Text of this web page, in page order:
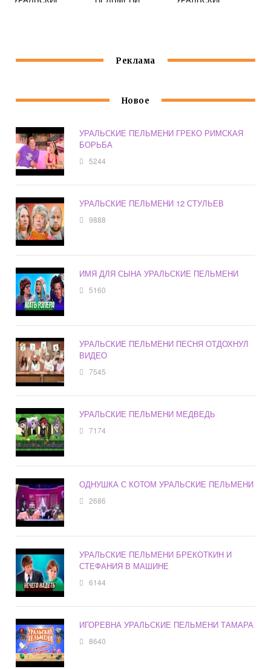
Реклама
Новое
УРАЛЬСКИЕ ПЕЛЬМЕНИ ГРЕКО РИМСКАЯ
БОРЬБА
5244
УРАЛЬСКИЕ ПЕЛЬМЕНИ 12 СТУЛЬЕВ
9888
ИМЯ ДЛЯ СЫНА УРАЛЬСКИЕ ПЕЛЬМЕНИ
5160
УРАЛЬСКИЕ ПЕЛЬМЕНИ ПЕСНЯ ОТДОХНУЛ
ВИДЕО
7545
УРАЛЬСКИЕ ПЕЛЬМЕНИ МЕДВЕДЬ
7174
ОДНУШКА С КОТОМ УРАЛЬСКИЕ ПЕЛЬМЕНИ
2686
УРАЛЬСКИЕ ПЕЛЬМЕНИ БРЕКОТКИН И
СТЕФАНИЯ В МАШИНЕ
6144
ИГОРЕВНА УРАЛЬСКИЕ ПЕЛЬМЕНИ ТАМАРА
8640